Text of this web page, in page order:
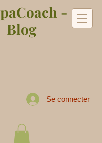
-
Blog
Se connecter